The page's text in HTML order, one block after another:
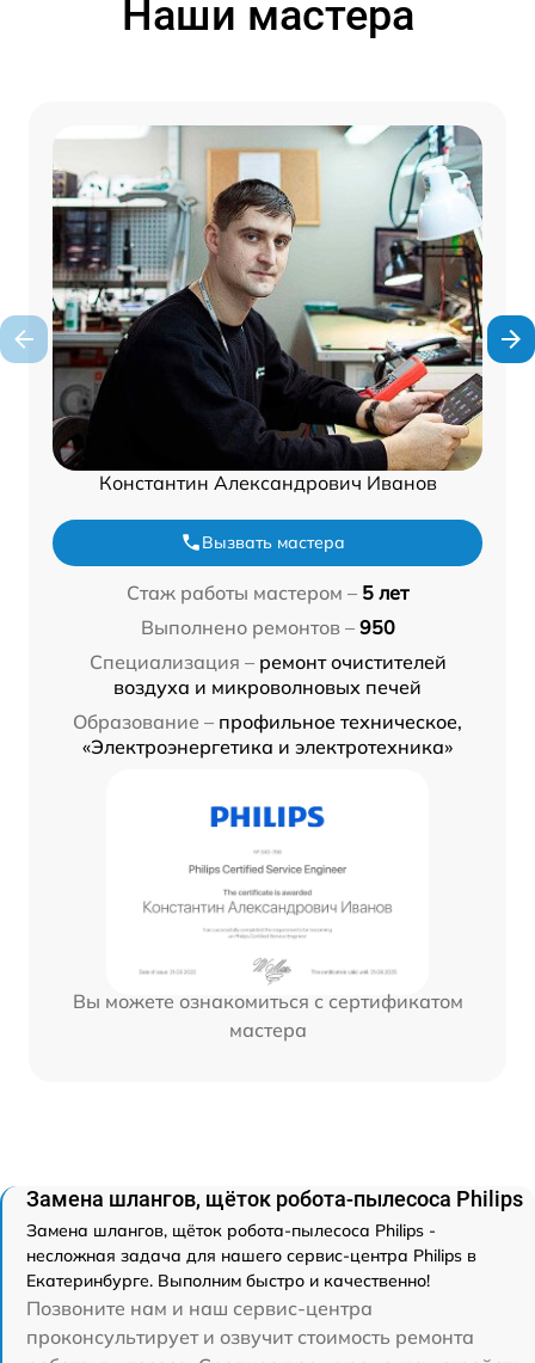
Наши мастера
Константин Александрович Иванов
Вызвать мастера
Стаж работы мастером – 5 лет
Выполнено ремонтов – 950
Специализация – ремонт очистителей
воздуха и микроволновых печей
Образование – профильное техническое,
«Электроэнергетика и электротехника»
Вы можете ознакомиться с сертификатом
мастера
Замена шлангов, щёток робота-пылесоса Philips
Замена шлангов, щёток робота-пылесоса Philips -
несложная задача для нашего сервис-центра Philips в
Екатеринбурге. Выполним быстро и качественно!
Позвоните нам и наш сервис-центра
проконсультирует и озвучит стоимость ремонта